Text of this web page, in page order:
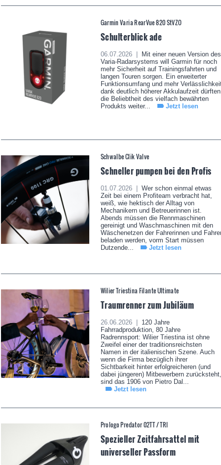
Garmin Varia RearVue 820 StVZO
Schulterblick ade
06.07.2026 |
Mit einer neuen Version des
Varia-Radarsystems will Garmin für noch
mehr Sicherheit auf Trainingsfahrten und
langen Touren sorgen. Ein erweiterter
Funktionsumfang und mehr
dank deutlich höherer Akkulaufzeit dürften
die Beliebtheit des vielfach bewährten
Produkts weiter...
Jetzt lesen
Schwalbe Clik Valve
Schneller pumpen bei den Profis
01.07.2026 |
Wer schon einmal etwas
Zeit bei einem Profiteam verbracht hat,
weiß, wie hektisch der Alltag von
Mechanikern und Betreuerinnen ist.
Abends müssen die Rennmaschinen
gereinigt und Waschmaschinen mit den
Wäschenetzen der Fahrerinnen und
beladen werden, vorm Start müssen
Dutzende...
Jetzt lesen
Wilier Triestina Filante Ultimate
Traumrenner zum Jubiläum
26.06.2026 |
120 Jahre
Fahrradproduktion, 80 Jahre
Radrennsport: Wilier Triestina ist ohne
Zweifel einer der traditionsreichsten
Namen in der italienischen Szene. Auch
wenn die Firma bezüglich ihrer
Sichtbarkeit hinter erfolgreicheren (und
dabei jüngeren) Mitbewerbern zurücksteht,
sind das 1906 von Pietro Dal...
Jetzt lesen
Prologo Predator 02TT / TRI
Spezieller Zeitfahrsattel mit
universeller Passform